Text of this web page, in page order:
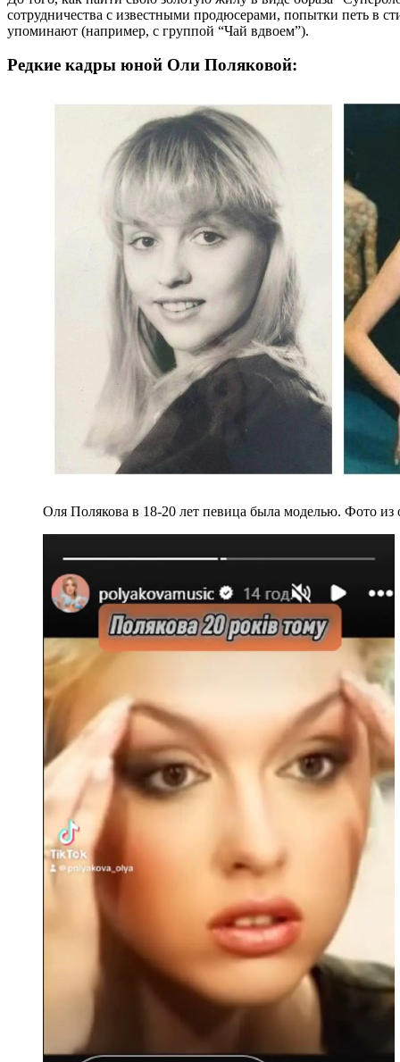
сотрудничества с известными продюсерами, попытки петь в
упоминают (например, с группой “Чай вдвоем”).
Редкие кадры юной Оли Поляковой:
Оля Полякова в 18-20 лет певица была моделью. Фото из